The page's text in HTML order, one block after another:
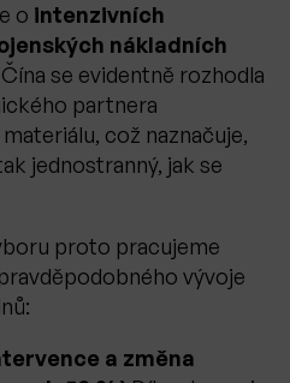
o intenzivních
nákladních
Čína se evidentně rozhodla
partnera
což naznačuje,
jednostranný, jak se
proto pracujeme
vývoje
a změna